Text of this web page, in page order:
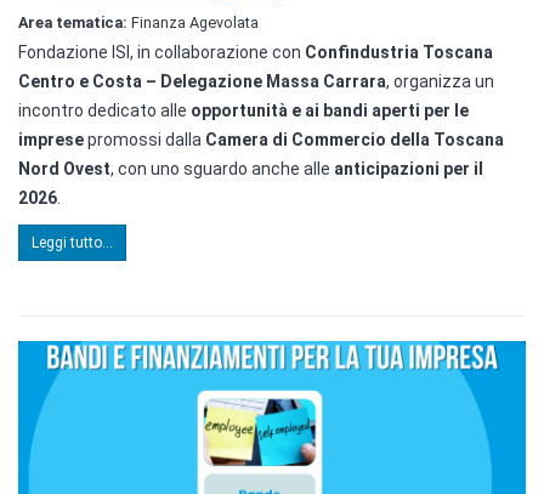
Area tematica: Finanza Agevolata
Fondazione ISI, in collaborazione con Confindustria Toscana
Centro e Costa – Delegazione Massa Carrara, organizza un
incontro dedicato alle opportunità e ai bandi aperti per le
impresepromossi dalla Camera di Commercio della Toscana
Nord Ovest, con uno sguardo anche alle anticipazioni per il
2026.
Leggi tutto...